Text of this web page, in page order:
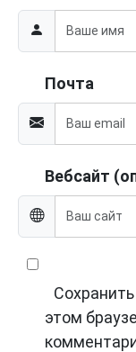
Почта
Вебсайт
этом